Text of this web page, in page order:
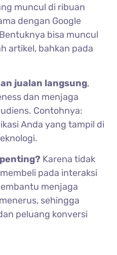
muncul di ribuan
dengan Google
bisa muncul
artikel, bahkan pada
jualan langsung,
dan menjaga
Contohnya:
Anda yang tampil di
Karena tidak
pada interaksi
menjaga
sehingga
peluang konversi